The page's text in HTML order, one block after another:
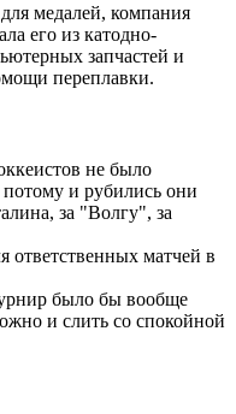
медалей, компания
его из катодно-
запчастей и
переплавки.
не было
и рубились они
за "Волгу", за
ответственных матчей в
было бы вообще
и слить со спокойной